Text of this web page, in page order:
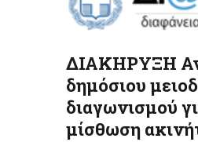
ΔΙΑΚΗΡΥΞΗ
δημόσιου
διαγωνισμού
μίσθωση